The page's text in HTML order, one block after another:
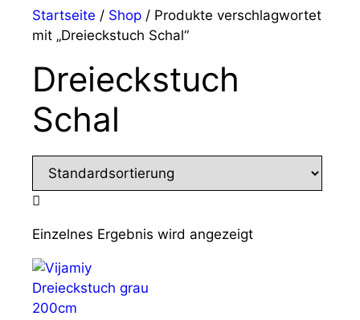
Startseite / Shop / Produkte verschlagwortet
mit „Dreieckstuch Schal“
Dreieckstuch
Schal
Einzelnes Ergebnis wird angezeigt